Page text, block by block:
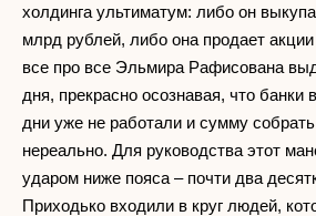
холдинга ультиматум: либо он
млрд рублей, либо она продает
все про все Эльмира Рафисована
дня, прекрасно осознавая, что банки
дни уже не работали и сумму
нереально. Для руководства этот
ударом ниже пояса – почти два
Приходько входили в круг людей,